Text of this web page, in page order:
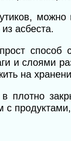
асбеста.
и слоями
на
плотно
с